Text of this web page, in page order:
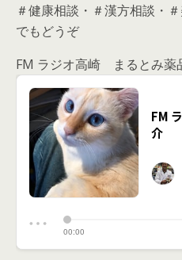
＃健康相談・＃漢方相談・
でもどうぞ
FM ラジオ高崎 まるとみ薬